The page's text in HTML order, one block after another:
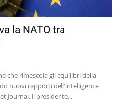
la NATO tra
che rimescola gli equilibri della
nuovi rapporti dell'intelligence
Journal, il presidente...